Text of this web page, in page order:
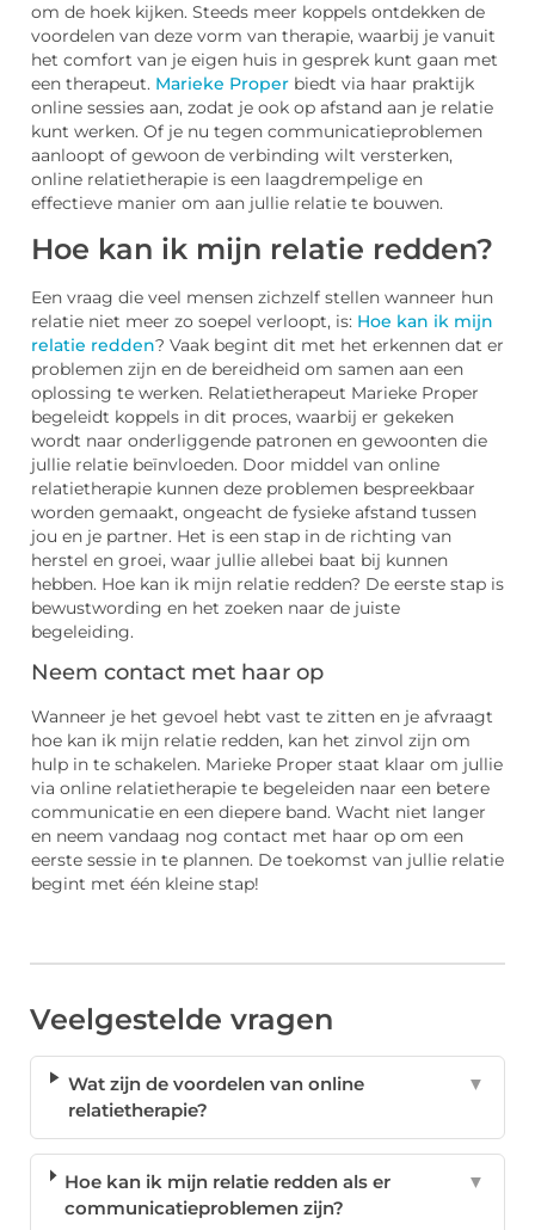
om de hoek kijken. Steeds meer koppels ontdekken de
voordelen van deze vorm van therapie, waarbij je vanuit
het comfort van je eigen huis in gesprek kunt gaan met
een therapeut. Marieke Proper biedt via haar praktijk
online sessies aan, zodat je ook op afstand aan je relatie
kunt werken. Of je nu tegen communicatieproblemen
aanloopt of gewoon de verbinding wilt versterken,
online relatietherapie is een laagdrempelige en
effectieve manier om aan jullie relatie te bouwen.
Hoe kan ik mijn relatie redden?
Een vraag die veel mensen zichzelf stellen wanneer hun
relatie niet meer zo soepel verloopt, is: Hoe kan ik mijn
relatie redden? Vaak begint dit met het erkennen dat er
problemen zijn en de bereidheid om samen aan een
oplossing te werken. Relatietherapeut Marieke Proper
begeleidt koppels in dit proces, waarbij er gekeken
wordt naar onderliggende patronen en gewoonten die
jullie relatie beïnvloeden. Door middel van online
relatietherapie kunnen deze problemen bespreekbaar
worden gemaakt, ongeacht de fysieke afstand tussen
jou en je partner. Het is een stap in de richting van
herstel en groei, waar jullie allebei baat bij kunnen
hebben. Hoe kan ik mijn relatie redden? De eerste stap is
bewustwording en het zoeken naar de juiste
begeleiding.
Neem contact met haar op
Wanneer je het gevoel hebt vast te zitten en je afvraagt
hoe kan ik mijn relatie redden, kan het zinvol zijn om
hulp in te schakelen. Marieke Proper staat klaar om jullie
via online relatietherapie te begeleiden naar een betere
communicatie en een diepere band. Wacht niet langer
en neem vandaag nog contact met haar op om een
eerste sessie in te plannen. De toekomst van jullie relatie
begint met één kleine stap!
Veelgestelde vragen
Wat zijn de voordelen van online
relatietherapie?
▼
Hoe kan ik mijn relatie redden als er
communicatieproblemen zijn?
▼